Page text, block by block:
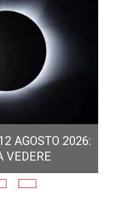
AGOSTO 2026:
VEDERE